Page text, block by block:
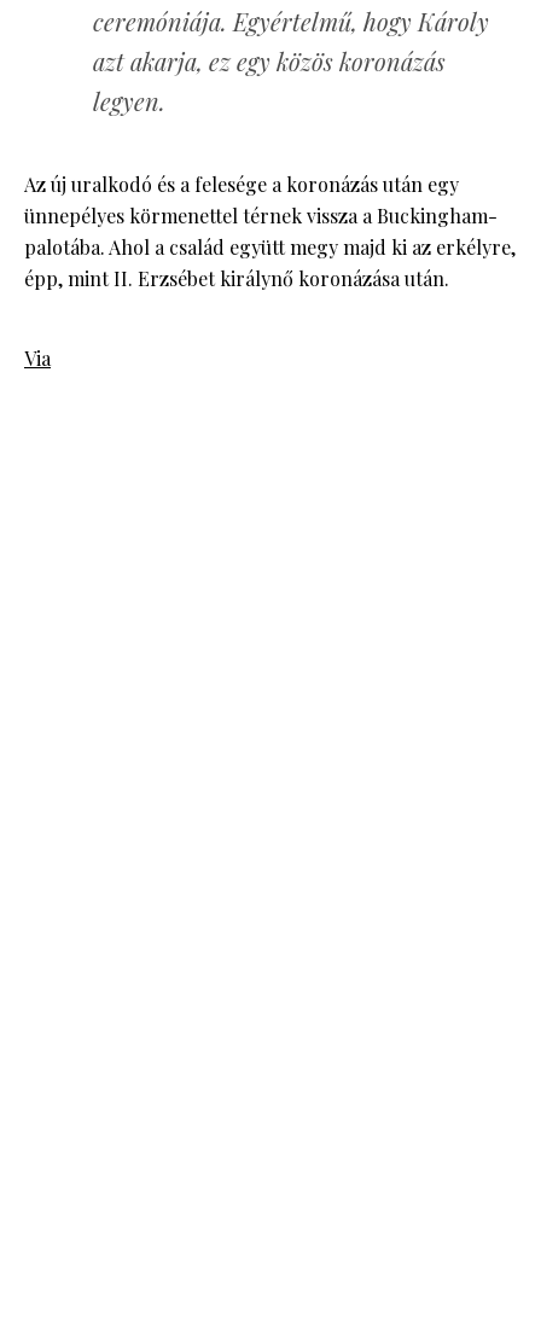
ceremóniája. Egyértelmű, hogy Károly
azt akarja, ez egy közös koronázás
legyen.
Az új uralkodó és a felesége a koronázás után egy
ünnepélyes körmenettel térnek vissza a Buckingham-
palotába. Ahol a család együtt megy majd ki az erkélyre,
épp, mint II. Erzsébet királynő koronázása után.
Via